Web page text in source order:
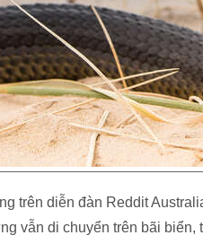
trên diễn đàn Reddit
vẫn di chuyển trên bãi